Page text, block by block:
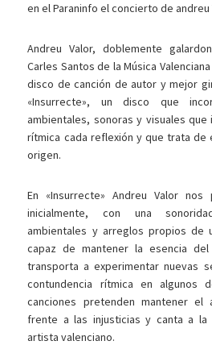
en el Paraninfo el concierto de andreu
Andreu Valor, doblemente
Carles Santos de la Música
disco de canción de autor y mejor
«Insurrecte», un disco que
ambientales, sonoras y visuales que
rítmica cada reflexión y que trata de
origen.
En «Insurrecte» Andreu Valor nos
inicialmente, con una
ambientales y arreglos propios de
capaz de mantener la esencia
transporta a experimentar nuevas
contundencia rítmica en algunos
canciones pretenden mantener el
frente a las injusticias y canta a
artista valenciano.